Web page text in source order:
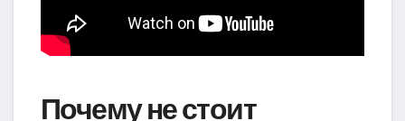
Почему не стоит